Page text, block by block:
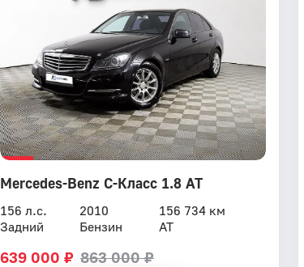
Mercedes-Benz C-Класс 1.8 AT
156 л.с. 2010
156 734 км
Задний
Бензин AT
639 000 ₽ 863 000 ₽